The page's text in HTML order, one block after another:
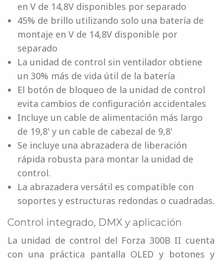
en V de 14,8V disponibles por separado
45% de brillo utilizando solo una batería de
montaje en V de 14,8V disponible por
separado
La unidad de control sin ventilador obtiene
un 30% más de vida útil de la batería
El botón de bloqueo de la unidad de control
evita cambios de configuración accidentales
Incluye un cable de alimentación más largo
de 19,8' y un cable de cabezal de 9,8'
Se incluye una abrazadera de liberación
rápida robusta para montar la unidad de
control.
La abrazadera versátil es compatible con
soportes y estructuras redondas o cuadradas.
Control integrado, DMX y aplicación
La unidad de control del Forza 300B II cuenta
con una práctica pantalla OLED y botones y